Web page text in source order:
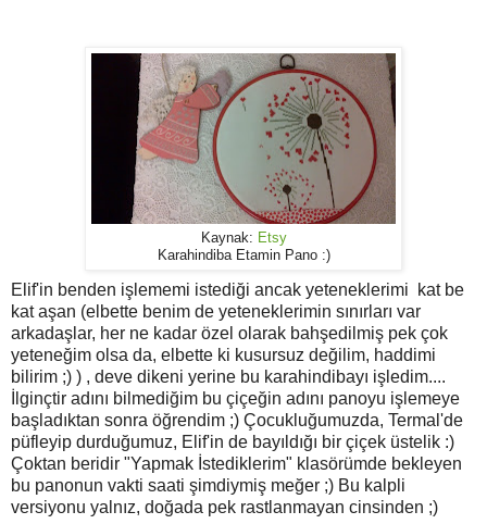
Kaynak: Etsy
Karahindiba Etamin Pano :)
Elif'in benden işlememi istediği ancak yeteneklerimi kat be
kat aşan (elbette benim de yeteneklerimin sınırları var
arkadaşlar, her ne kadar özel olarak bahşedilmiş pek çok
yeteneğim olsa da, elbette ki kusursuz değilim, haddimi
bilirim ;) ) , deve dikeni yerine bu karahindibayı işledim....
İlginçtir adını bilmediğim bu çiçeğin adını panoyu işlemeye
başladıktan sonra öğrendim ;) Çocukluğumuzda, Termal'de
püfleyip durduğumuz, Elif'in de bayıldığı bir çiçek üstelik :)
Çoktan beridir "Yapmak İstediklerim" klasörümde bekleyen
bu panonun vakti saati şimdiymiş meğer ;) Bu kalpli
versiyonu yalnız, doğada pek rastlanmayan cinsinden ;)